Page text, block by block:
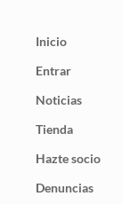
Inicio
Entrar
Noticias
Tienda
Hazte socio
Denuncias